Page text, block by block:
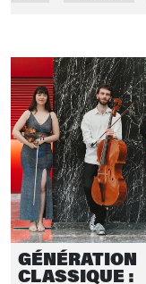
GÉNÉRATION
CLASSIQUE :